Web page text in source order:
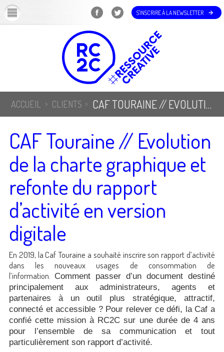
S'INSCRIRE À LA NEWSLETTER
ACCUEIL CLIENTS CAF TOURAINE // EVOLUTION DE LA CHARTE GRAPHIQUE ET REFONTE DU RAPPORT D’ACTIVITÉ EN VERSION DIGITALE
CAF Touraine // Evolution
de la charte graphique et
refonte du rapport
d’activité en version
digitale
En 2019, la Caf Touraine a souhaité inscrire son rapport d’activité
dans les nouveaux usages de consommation de
l’information.
Comment passer d’un document destiné
principalement aux administrateurs, agents et
partenaires à un outil plus stratégique, attractif,
connecté et accessible ? Pour relever ce défi, la Caf a
confié cette mission à RC2C sur une durée de 4 ans
pour l’ensemble de sa communication et tout
particulièrement son rapport d’activité.